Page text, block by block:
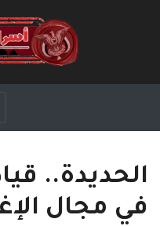
الحديدة..
في مجال